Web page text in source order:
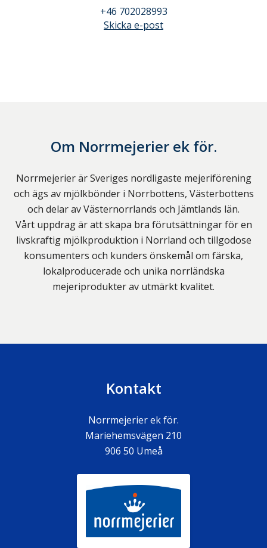
+46 702028993
Skicka e-post
Om Norrmejerier ek för.
Norrmejerier är Sveriges nordligaste mejeriförening
och ägs av mjölkbönder i Norrbottens, Västerbottens
och delar av Västernorrlands och Jämtlands län.
Vårt uppdrag är att skapa bra förutsättningar för en
livskraftig mjölkproduktion i Norrland och tillgodose
konsumenters och kunders önskemål om färska,
lokalproducerade och unika norrländska
mejeriprodukter av utmärkt kvalitet.
Kontakt
Norrmejerier ek för.
Mariehemsvägen 210
906 50 Umeå